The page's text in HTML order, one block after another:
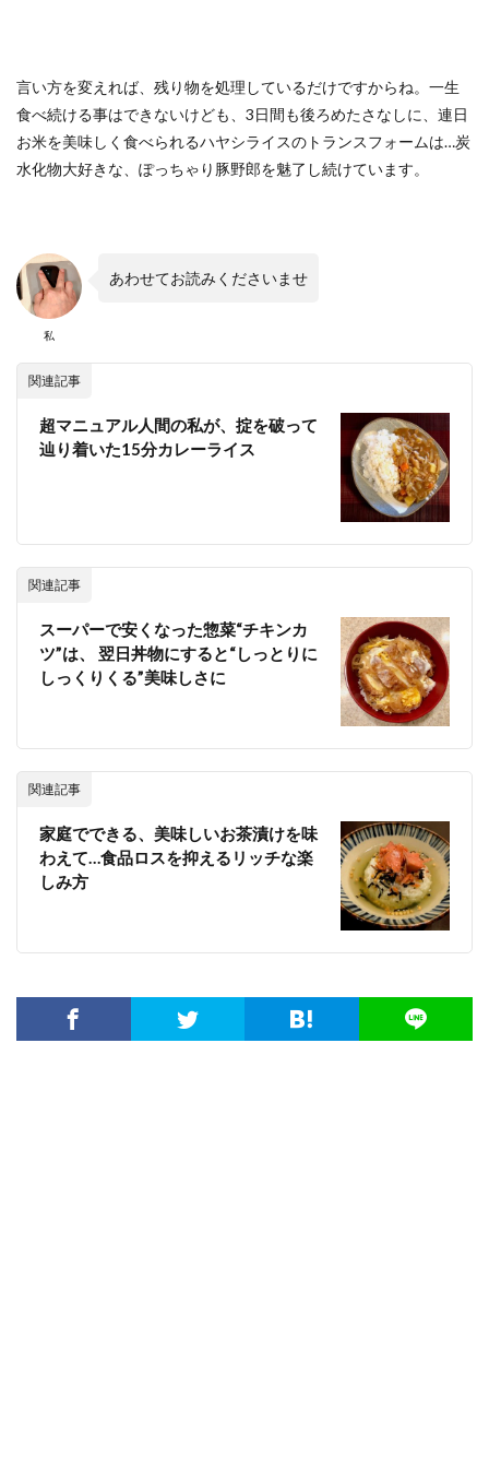
言い方を変えれば、残り物を処理しているだけですからね。一生
食べ続ける事はできないけども、3日間も後ろめたさなしに、連日
お米を美味しく食べられるハヤシライスのトランスフォームは…炭
水化物大好きな、ぽっちゃり豚野郎を魅了し続けています。
私
あわせてお読みくださいませ
関連記事
超マニュアル人間の私が、掟を破って
辿り着いた15分カレーライス
関連記事
スーパーで安くなった惣菜“チキンカ
ツ”は、 翌日丼物にすると“しっとりに
しっくりくる”美味しさに
関連記事
家庭でできる、美味しいお茶漬けを味
わえて…食品ロスを抑えるリッチな楽
しみ方